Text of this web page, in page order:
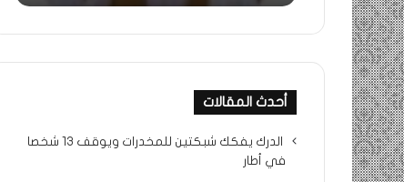
أحدث المقالات
الدرك يفكك شبكتين للمخدرات ويوقف 13 شخصا
في أطار